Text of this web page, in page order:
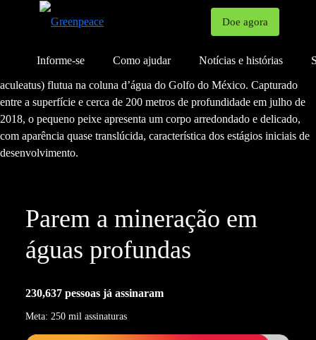
Doe agora
Informe-se Como ajudar Notícias e histórias
Parem a mineração em
águas profundas
230,637pessoas já assinaram
Meta: 250 mil assinaturas